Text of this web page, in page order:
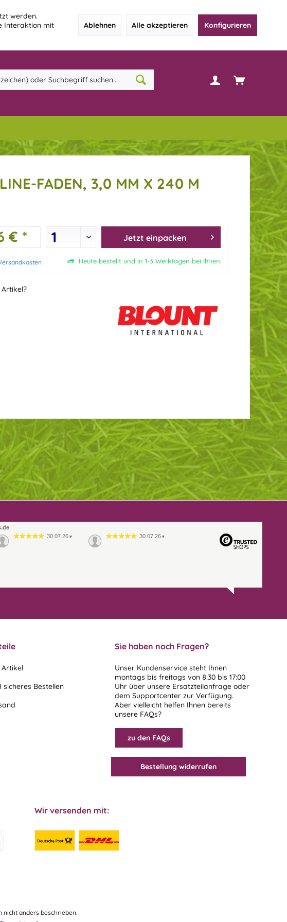
werden.
Interaktion mit
Ablehnen Alle akzeptieren Konfigurieren
FADEN, 3,0 MM X 240 M
€ * Jetzt einpacken
Heute bestellt und in 1-3 Werktagen bei Ihnen.
30.07.26 ▼ 30.07.26 ▼
Artikel
sicheres Bestellen
Sie haben noch Fragen?
Unser Kundenservice steht Ihnen
montags bis freitags von 8:30 bis 17:00
Uhr über unsere Ersatzteilanfrage oder
dem Supportcenter zur Verfügung.
Aber vielleicht helfen Ihnen bereits
unsere FAQs?
zu den FAQs
Bestellung widerrufen
Wir versenden mit:
nicht anders beschrieben.